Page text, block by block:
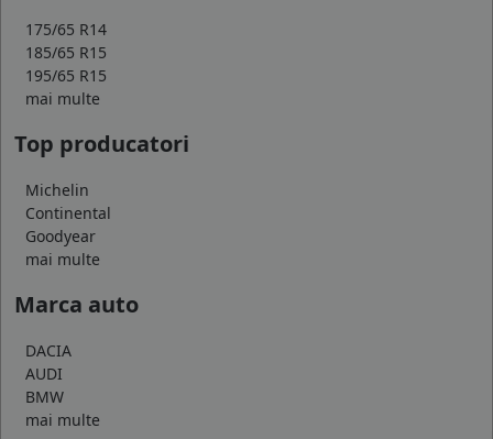
175/65 R14
185/65 R15
195/65 R15
mai multe
Top producatori
Michelin
Continental
Goodyear
mai multe
Marca auto
DACIA
AUDI
BMW
mai multe